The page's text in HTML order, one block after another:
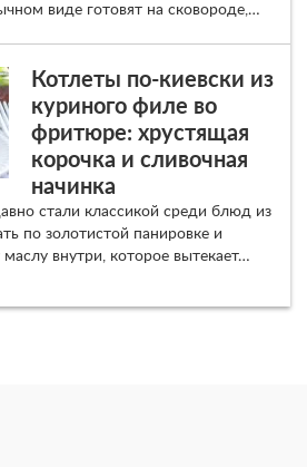
виде готовят на сковороде,…
Котлеты по-киевски из
куриного филе во
фритюре: хрустящая
корочка и сливочная
начинка
стали классикой среди блюд из
по золотистой панировке и
внутри, которое вытекает…